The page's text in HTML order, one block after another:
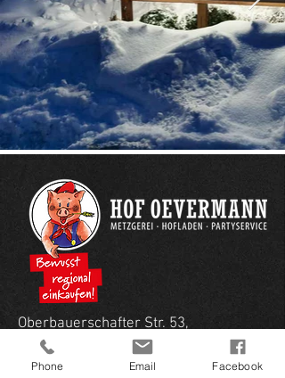
Oberbauerschafter Str. 53,
32609 Hüllhorst-Oberbauerschaft
Phone Email Facebook